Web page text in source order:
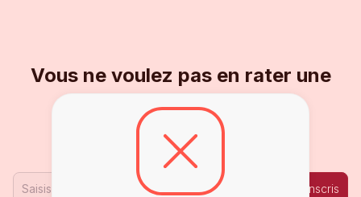
Vous ne voulez pas en rater une
goutte ?
Inscrivez-vous à notre Newsletter !
Je m'inscris